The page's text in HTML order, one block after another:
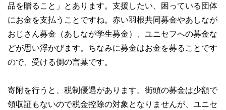
品を贈ること」とあります。支援したい、困っている団体
にお金を支払うことですね。赤い羽根共同募金やあしなが
おじさん募金（あしなが学生募金）、ユニセフへの募金な
どが思い浮かびます。ちなみに募金はお金を募ることです
ので、受ける側の言葉です。
寄附を行うと、税制優遇があります。街頭の募金は少額で
領収証もないので税金控除の対象となりませんが、ユニセ